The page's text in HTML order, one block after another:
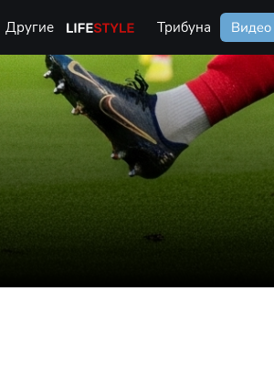
Другие Life Style Трибуна Видео